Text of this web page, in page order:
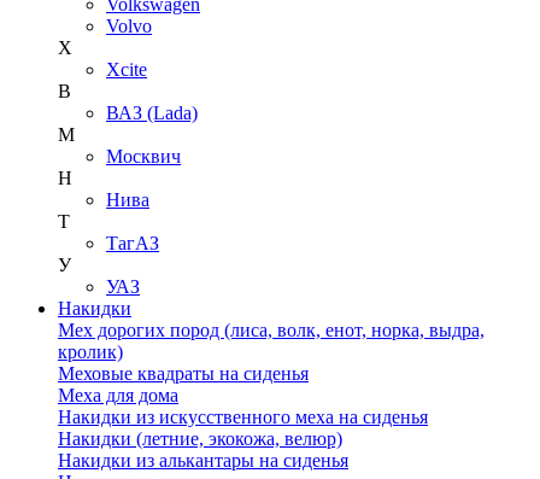
Volkswagen
Volvo
X
Xcite
В
ВАЗ (Lada)
М
Москвич
Н
Нива
Т
ТагАЗ
У
УАЗ
Накидки
Мех дорогих пород (лиса, волк, енот, норка, выдра,
кролик)
Меховые квадраты на сиденья
Меха для дома
Накидки из искусственного меха на сиденья
Накидки (летние, экокожа, велюр)
Накидки из алькантары на сиденья